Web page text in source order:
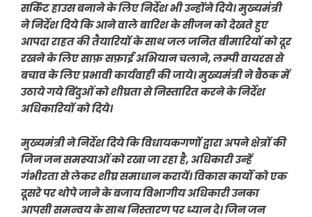
सर्किट हाउस बनाने के लिए निर्देश भी उन्होंने दिये। मुख्यमंत्री
ने निर्देश दिये कि आने वाले बारिश के सीजन को देखते हुए
आपदा राहत की तैयारियों के साथ जल जनित बीमारियों को दूर
रखने के लिए साफ़ सफ़ाई अभियान चलाने, लम्पी वायरस से
बचाव के लिए प्रभावी कार्यवाही की जाये। मुख्यमंत्री ने बैठक में
उठाये गये बिंदुओं को शीघ्रता से निस्तारित करने के निर्देश
अधिकारियों को दिये।
मुख्यमंत्री ने निर्देश दिये कि विधायकगणों द्वारा अपने क्षेत्रों की
जिन जन समस्याओं को रखा जा रहा है, अधिकारी उन्हें
गंभीरता से लेकर शीघ्र समाधान करायें। विकास कार्यों को एक
दूसरे पर थोपे जाने के बजाय विभागीय अधिकारी उनका
आपसी समन्वय के साथ निस्तारण पर ध्यान दे। जिन जन